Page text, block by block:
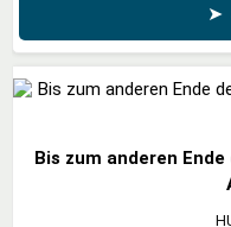
➤
Bis zum anderen